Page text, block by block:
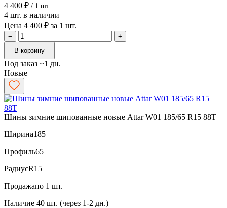
4 400 ₽ / 1 шт
4 шт. в наличии
Цена 4 400 ₽ за 1 шт.
−
+
В корзину
Под заказ ~1 дн.
Новые
Шины зимние шипованные новые Attar W01 185/65 R15 88T
Ширина185
Профиль65
РадиусR15
Продажапо 1 шт.
Наличие 40 шт. (через 1-2 дн.)